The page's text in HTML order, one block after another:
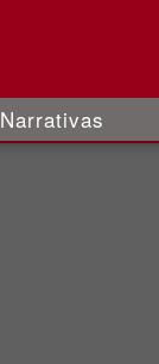
Narrativas